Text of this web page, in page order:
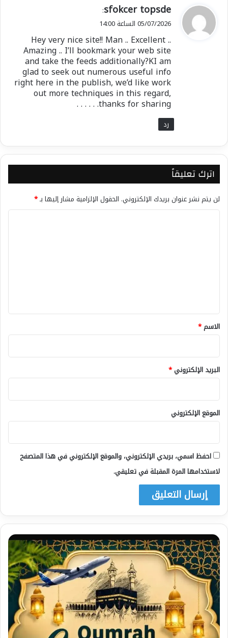
ي
ق
ل
sfokcer topsde
:
05/07/2026 الساعة 14:00
Hey very nice site!! Man .. Excellent ..
Amazing .. I’ll bookmark your web site
and take the feeds additionally?KI am
glad to seek out numerous useful info
right here in the publish, we’d like work
out more techniques in this regard,
thanks for sharing. . . . . .
رد
اترك تعليقاً
لن يتم نشر عنوان بريدك الإلكتروني. الحقول الإلزامية مشار إليها بـ*
*
الاسم*
البريد الإلكتروني*
الموقع الإلكتروني
احفظ اسمي، بريدي الإلكتروني، والموقع الإلكتروني في هذا المتصفح
لاستخدامها المرة المقبلة في تعليقي.